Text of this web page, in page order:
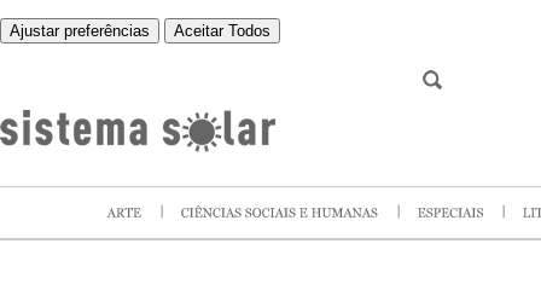
Ajustar preferências Aceitar Todos